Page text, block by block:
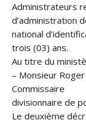
Administrateurs
d’administration
national
trois (03) ans.
Au titre du
– Monsieur
Commissaire
divisionnaire de
Le deuxième